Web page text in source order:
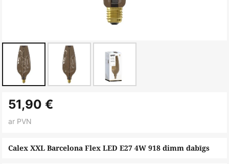
uz
galerijas
Calex XXL Barcelona Flex LED E27 4W 918 dimm dabīgs
51,90 €
ar PVN